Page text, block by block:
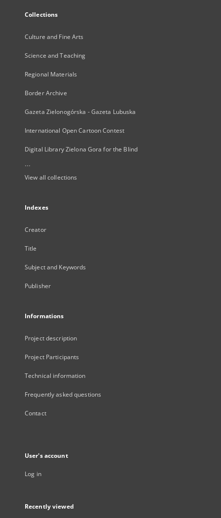
Collections
Culture and Fine Arts
Science and Teaching
Regional Materials
Border Archive
Gazeta Zielonogórska - Gazeta Lubuska
International Open Cartoon Contest
Digital Library Zielona Gora for the Blind
...
View all collections
Indexes
Creator
Title
Subject and Keywords
Publisher
Informations
Project description
Project Participants
Technical information
Frequently asked questions
Contact
User's account
Log in
Recently viewed